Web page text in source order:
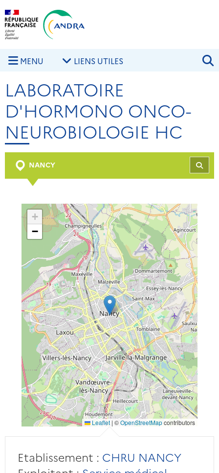
Aller au contenu principal
MENU LIENS UTILES
LABORATOIRE
D'HORMONO ONCO-
NEUROBIOLOGIE HC
NANCY
+
−
Leaflet | ©OpenStreetMapcontributors
Etablissement : CHRU NANCY